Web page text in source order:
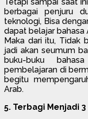
berbagai penjuru
teknologi, Bisa
dapat belajar bahasa
Maka dari itu, Tidak
jadi akan seumum
buku-buku
pembelajaran di
begitu
Arab.
5. Terbagi Menjadi 3